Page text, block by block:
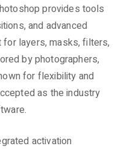
provides tools
and advanced
layers, masks, filters,
by photographers,
for flexibility and
as the industry
activation